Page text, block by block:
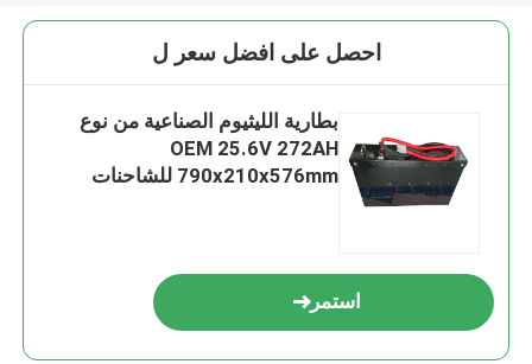
احصل على افضل سعر ل
بطارية الليثيوم الصناعية من نوع
OEM 25.6V 272AH
790x210x576mm للشاحنات
استمر